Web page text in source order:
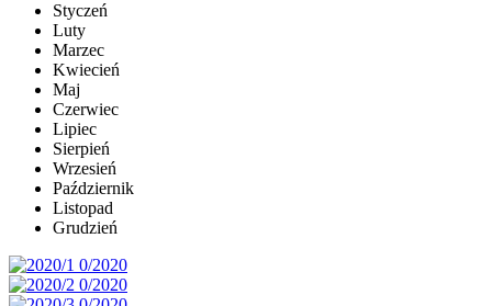
Styczeń
Luty
Marzec
Kwiecień
Maj
Czerwiec
Lipiec
Sierpień
Wrzesień
Październik
Listopad
Grudzień